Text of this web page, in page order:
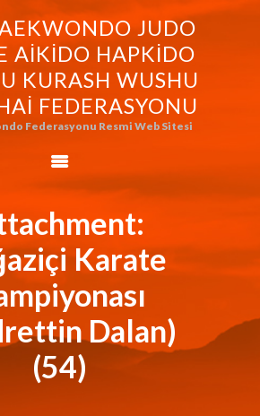
JUDO
AIKIDO HAPKIDO
KURASH WUSHU
FEDERASYONU
Federasyonu Resmi Web Sitesi
Karate
Dalan)
(54)
JUDO KARATE
KUNG FU KURASH
FEDERASYONU
Federasyonu Resmi Web Sitesi
BUDO
EZG-2000/2013
GALLERY